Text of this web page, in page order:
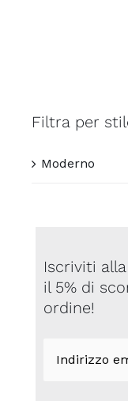
Filtra per
Moderno
Iscriviti
il 5% di
ordine!
email